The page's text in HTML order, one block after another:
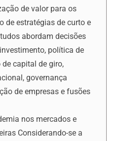
de valor para os
de estratégias de curto e
abordam decisões
política de
capital de giro,
governança
de empresas e fusões
nos mercados e
Considerando-se a